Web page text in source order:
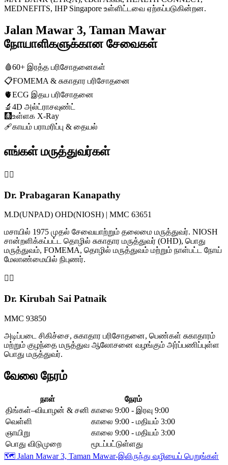
MEDNEFITS, IHP Singapore உள்ளிட்டவை ஏற்கப்படுகின்றன.
Jalan Mawar 3, Taman Mawar
நோயாளிகளுக்கான சேவைகள்
🩸60+ இரத்த பரிசோதனைகள்
📋FOMEMA & சுகாதார பரிசோதனை
🫀ECG இதய பரிசோதனை
🔬 4D அல்ட்ராசவுண்ட்
🩻உள்ளக X-Ray
🩹காயம் பராமரிப்பு & தையல்
எங்கள் மருத்துவர்கள்
👨‍⚕️
Dr. Prabagaran Kanapathy
M.D(UNPAD) OHD(NIOSH) | MMC 63651
மசாயில் 1975 முதல் சேவையாற்றும் தலைமை மருத்துவர். NIOSH
சான்றளிக்கப்பட்ட தொழில் சுகாதார மருத்துவர் (OHD), பொது
மருத்துவம், FOMEMA, தொழில் மருத்துவம் மற்றும் நாள்பட்ட நோய்
மேலாண்மையில் நிபுணர்.
👩‍⚕️
Dr. Kirubah Sai Patnaik
MMC 93850
அடிப்படை சிகிச்சை, சுகாதார பரிசோதனை, பெண்கள் சுகாதாரம்
மற்றும் குழந்தை மருத்துவ ஆலோசனை வழங்கும் அர்ப்பணிப்புள்ள
பொது மருத்துவர்.
வேலை நேரம்
நாள்
நேரம்
திங்கள்–வியாழன் & சனி காலை 9:00 - இரவு 9:00
வெள்ளி
காலை 9:00 - மதியம் 3:00
ஞாயிறு
காலை 9:00 - மதியம் 3:00
பொது விடுமுறை
மூடப்பட்டுள்ளது
🗺️ Jalan Mawar 3, Taman Mawar-இலிருந்து வழியைப் பெறுங்கள்